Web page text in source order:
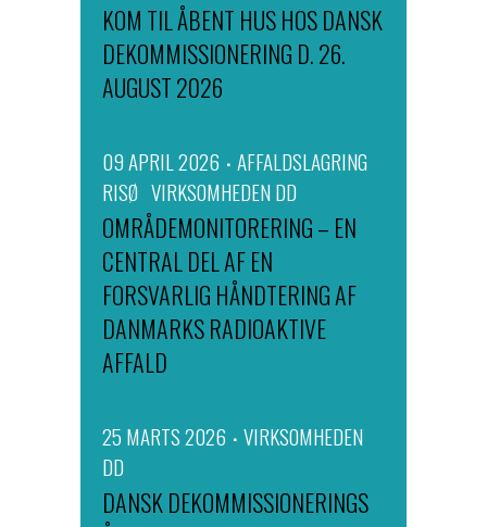
KOM TIL ÅBENT HUS HOS DANSK
DEKOMMISSIONERING D. 26.
AUGUST 2026
09 APRIL 2026
AFFALDSLAGRING
RISØ VIRKSOMHEDEN DD
OMRÅDEMONITORERING – EN
CENTRAL DEL AF EN
FORSVARLIG HÅNDTERING AF
DANMARKS RADIOAKTIVE
AFFALD
25 MARTS 2026
VIRKSOMHEDEN
DD
DANSK DEKOMMISSIONERINGS